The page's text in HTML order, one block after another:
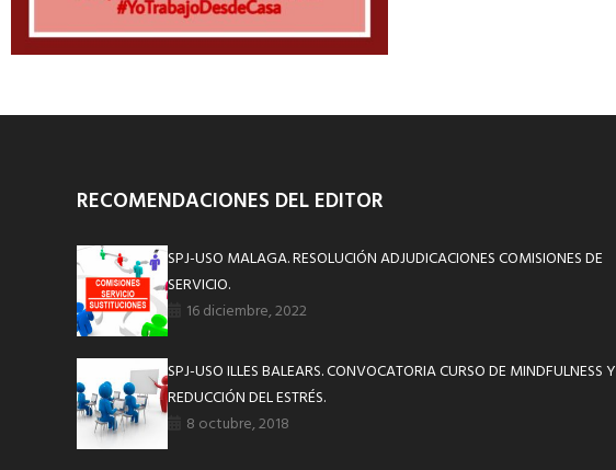
RECOMENDACIONES DEL EDITOR
SPJ-USO MALAGA. RESOLUCIÓN ADJUDICACIONES COMISIONES DE
SERVICIO.
16 diciembre, 2022
SPJ-USO ILLES BALEARS. CONVOCATORIA CURSO DE MINDFULNESS Y
REDUCCIÓN DEL ESTRÉS.
8 octubre, 2018